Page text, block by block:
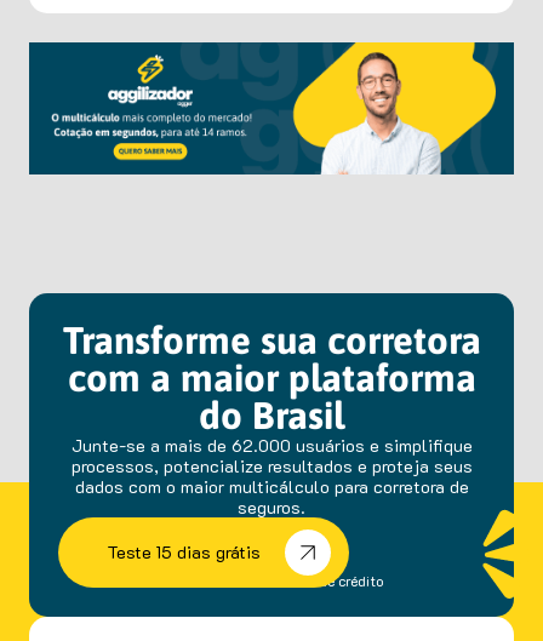
Transforme sua corretora
com a maior plataforma
do Brasil
Junte-se a mais de 62.000 usuários e simplifique
processos, potencialize resultados e proteja seus
dados com o maior multicálculo para corretora de
seguros.
Teste 15 dias grátis
sem fidelidade e cartão de crédito